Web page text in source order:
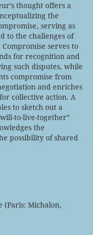
thought offers a
the
serving as
to the challenges of
serves to
for recognition and
such disputes, while
compromise from
and enriches
collective action. A
to sketch out a
to-live-together”
the
possibility of shared
(Paris: Michalon,